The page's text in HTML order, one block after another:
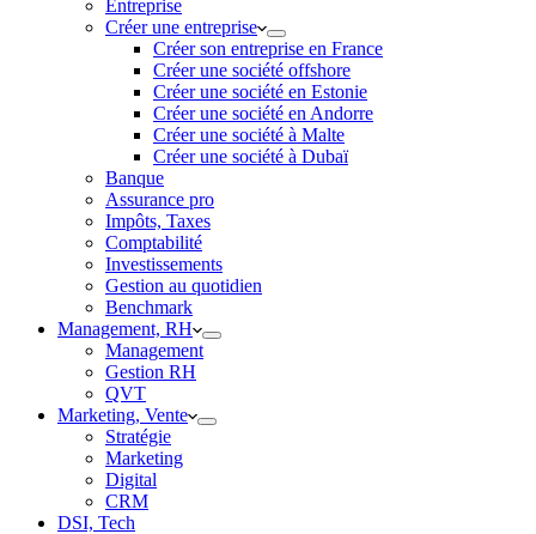
Entreprise
Créer une entreprise
Créer son entreprise en France
Créer une société offshore
Créer une société en Estonie
Créer une société en Andorre
Créer une société à Malte
Créer une société à Dubaï
Banque
Assurance pro
Impôts, Taxes
Comptabilité
Investissements
Gestion au quotidien
Benchmark
Management, RH
Management
Gestion RH
QVT
Marketing, Vente
Stratégie
Marketing
Digital
CRM
DSI, Tech